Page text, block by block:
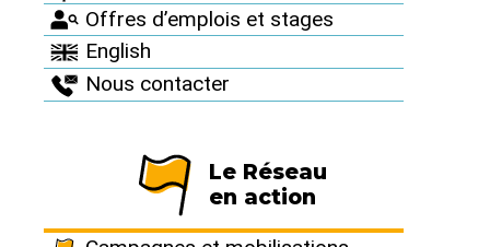
Offres d’emplois et stages
English
Nous contacter
Le Réseau
en action
France : CIS bio